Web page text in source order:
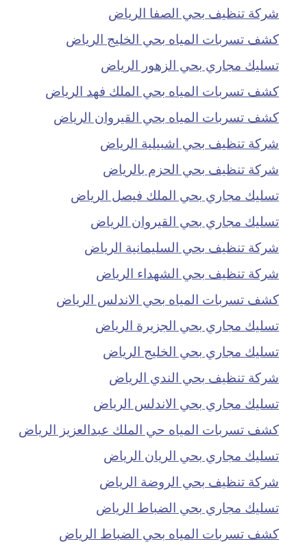
شركة تنظيف بحي الصفا الرياض
كشف تسربات المياه بحي الخليج الرياض
تسليك مجاري بحي الزهور الرياض
كشف تسربات المياه بحي الملك فهد الرياض
كشف تسربات المياه بحي القيروان الرياض
شركة تنظيف بحي اشبيلية الرياض
شركة تنظيف بحي الحزم بالرياض
تسليك مجاري بحي الملك فيصل الرياض
تسليك مجاري بحي القيروان الرياض
شركة تنظيف بحي السليمانية الرياض
شركة تنظيف بحي الشهداء الرياض
كشف تسربات المياه بحي الاندلس الرياض
تسليك مجاري بحي الجزيرة الرياض
تسليك مجاري بحي الخليج الرياض
شركة تنظيف بحي الندي الرياض
تسليك مجاري بحي الاندلس الرياض
كشف تسربات المياه حي الملك عبدالعزيز الرياض
تسليك مجاري بحي الريان الرياض
شركة تنظيف بحي الروضة الرياض
تسليك مجاري بحي الضباط الرياض
كشف تسربات المياه بحي الضباط الرياض